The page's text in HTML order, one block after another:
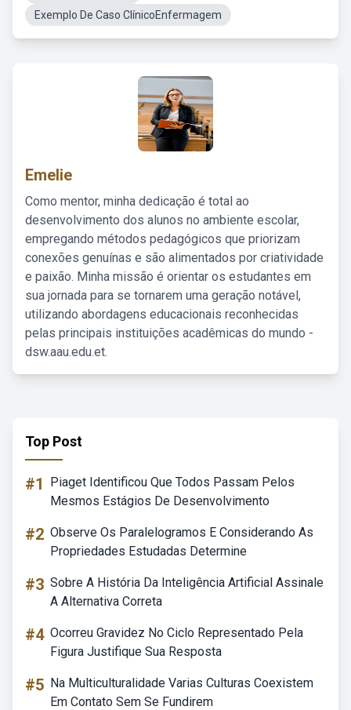
Exemplo De Caso ClínicoEnfermagem
Emelie
Como mentor, minha dedicação é total ao
desenvolvimento dos alunos no ambiente escolar,
empregando métodos pedagógicos que priorizam
conexões genuínas e são alimentados por criatividade
e paixão. Minha missão é orientar os estudantes em
sua jornada para se tornarem uma geração notável,
utilizando abordagens educacionais reconhecidas
pelas principais instituições acadêmicas do mundo -
dsw.aau.edu.et.
Top Post
#1
Piaget Identificou Que Todos Passam Pelos
Mesmos Estágios De Desenvolvimento
#2 Observe Os Paralelogramos E Considerando As
Propriedades Estudadas Determine
#3 Sobre A História Da Inteligência Artificial Assinale
A Alternativa Correta
#4 Ocorreu Gravidez No Ciclo Representado Pela
Figura Justifique Sua Resposta
#5 Na Multiculturalidade Varias Culturas Coexistem
Em Contato Sem Se Fundirem